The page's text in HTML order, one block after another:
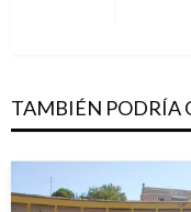
TAMBIÉN PODRÍA